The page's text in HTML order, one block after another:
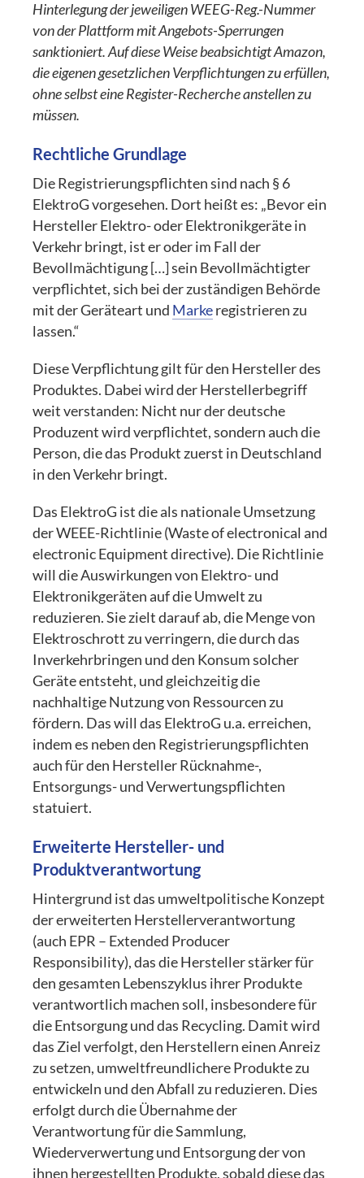
Hinterlegung der jeweiligen WEEG-Reg.-Nummer
von der Plattform mit Angebots-Sperrungen
sanktioniert. Auf diese Weise beabsichtigt Amazon,
die eigenen gesetzlichen Verpflichtungen zu erfüllen,
ohne selbst eine Register-Recherche anstellen zu
müssen.
Rechtliche Grundlage
Die Registrierungspflichten sind nach § 6
ElektroG vorgesehen. Dort heißt es: „Bevor ein
Hersteller Elektro- oder Elektronikgeräte in
Verkehr bringt, ist er oder im Fall der
Bevollmächtigung […] sein Bevollmächtigter
verpflichtet, sich bei der zuständigen Behörde
mit der Geräteart und Markeregistrieren zu
lassen.“
Diese Verpflichtung gilt für den Hersteller des
Produktes. Dabei wird der Herstellerbegriff
weit verstanden: Nicht nur der deutsche
Produzent wird verpflichtet, sondern auch die
Person, die das Produkt zuerst in Deutschland
in den Verkehr bringt.
Das ElektroG ist die als nationale Umsetzung
der WEEE-Richtlinie (Waste of electronical and
electronic Equipment directive). Die Richtlinie
will die Auswirkungen von Elektro- und
Elektronikgeräten auf die Umwelt zu
reduzieren. Sie zielt darauf ab, die Menge von
Elektroschrott zu verringern, die durch das
Inverkehrbringen und den Konsum solcher
Geräte entsteht, und gleichzeitig die
nachhaltige Nutzung von Ressourcen zu
fördern. Das will das ElektroG u.a. erreichen,
indem es neben den Registrierungspflichten
auch für den Hersteller Rücknahme-,
Entsorgungs- und Verwertungspflichten
statuiert.
Erweiterte Hersteller- und
Produktverantwortung
Hintergrund ist das umweltpolitische Konzept
der erweiterten Herstellerverantwortung
(auch EPR – Extended Producer
Responsibility), das die Hersteller stärker für
den gesamten Lebenszyklus ihrer Produkte
verantwortlich machen soll, insbesondere für
die Entsorgung und das Recycling. Damit wird
das Ziel verfolgt, den Herstellern einen Anreiz
zu setzen, umweltfreundlichere Produkte zu
entwickeln und den Abfall zu reduzieren. Dies
erfolgt durch die Übernahme der
Verantwortung für die Sammlung,
Wiederverwertung und Entsorgung der von
ihnen hergestellten Produkte, sobald diese das